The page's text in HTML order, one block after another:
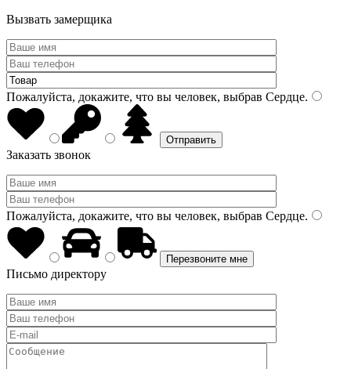
Вызвать замерщика
Пожалуйста, докажите, что вы человек, выбрав Сердце.
Заказать звонок
Пожалуйста, докажите, что вы человек, выбрав Сердце.
Письмо директору